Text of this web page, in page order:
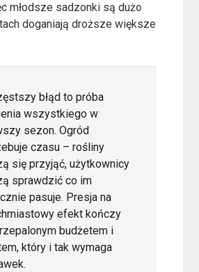
młodsze sadzonki są dużo
doganiają droższe większe
błąd to próba
wszystkiego w
sezon. Ogród
czasu – rośliny
się przyjąć, użytkownicy
sprawdzić co im
pasuje. Presja na
efekt kończy
budżetem i
który i tak wymaga